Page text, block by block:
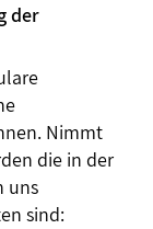
der
Nimmt
die in der
uns
sind: